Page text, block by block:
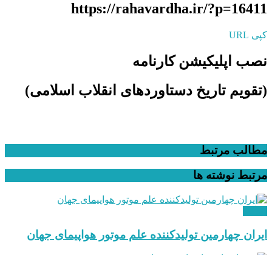
https://rahavardha.ir/?p=16411
کپی URL
نصب اپلیکیشن کارنامه
(تقویم تاریخ دستاوردهای انقلاب اسلامی​)
مطالب مرتبط
مرتبط نوشته ها
ایران چهارمین تولیدکننده علم موتور هواپیمای جهان